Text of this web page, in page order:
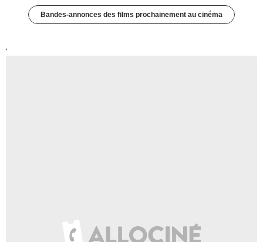
Bandes-annonces des films prochainement au cinéma
'